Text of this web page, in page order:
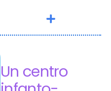
Un centro